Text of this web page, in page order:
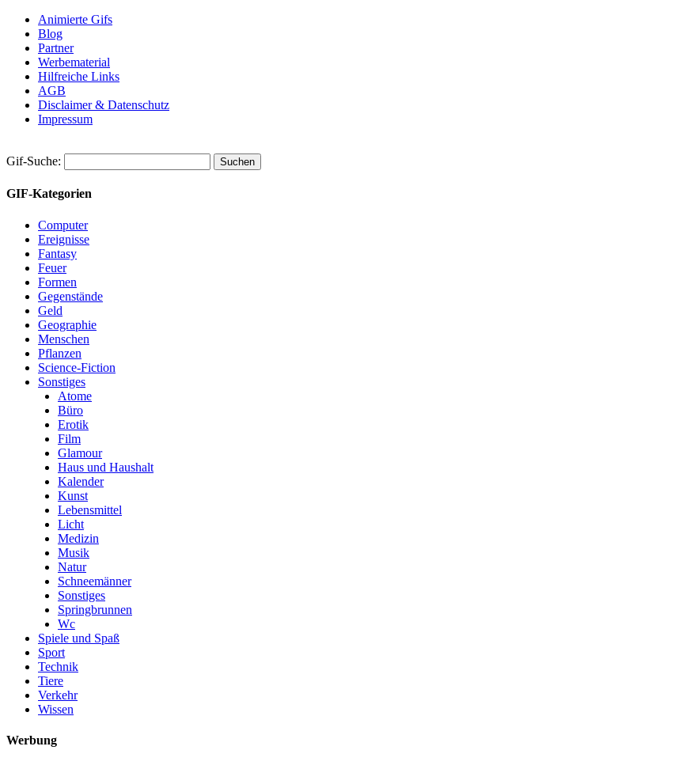
Animierte Gifs
Blog
Partner
Werbematerial
Hilfreiche Links
AGB
Disclaimer & Datenschutz
Impressum
Gif-Suche:
GIF-Kategorien
Computer
Ereignisse
Fantasy
Feuer
Formen
Gegenstände
Geld
Geographie
Menschen
Pflanzen
Science-Fiction
Sonstiges
Atome
Büro
Erotik
Film
Glamour
Haus und Haushalt
Kalender
Kunst
Lebensmittel
Licht
Medizin
Musik
Natur
Schneemänner
Sonstiges
Springbrunnen
Wc
Spiele und Spaß
Sport
Technik
Tiere
Verkehr
Wissen
Werbung